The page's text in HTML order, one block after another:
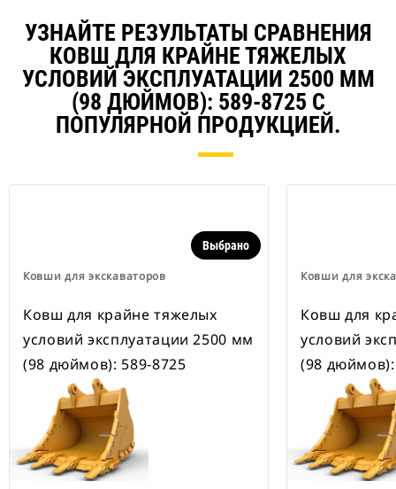
устройства для быстрой смены
навесного оборудования,
рассчитанные на ширину для
рытья траншей.
В навесном оборудовании,
совместимом со специальным
устройством для быстрой смены
навесного оборудования CW,
Специальные устройства для
быстрой смены навесного
клиновидным замком для
оборудования.
В наличии имеются
специальные устройства для
быстрой смены навесного
УЗНАЙТЕ РЕЗУЛЬТАТЫ СРАВНЕНИЯ
КОВШ ДЛЯ КРАЙНЕ ТЯЖЕЛЫХ
УСЛОВИЙ ЭКСПЛУАТАЦИИ 2500 ММ
(98 ДЮЙМОВ): 589-8725 С
ПОПУЛЯРНОЙ ПРОДУКЦИЕЙ.
Ковши для экскаваторов
Выбрано
Ковш для крайне тяжелых
условий эксплуатации 2500 мм
(98 дюймов): 589-8725
Ковши для
Ковш для
условий
(98